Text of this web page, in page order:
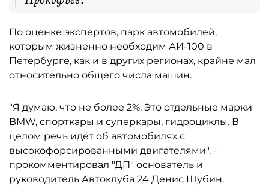
По оценке экспертов, парк автомобилей,
которым жизненно необходим АИ-100 в
Петербурге, как и в других регионах, крайне мал
относительно общего числа машин.
"Я думаю, что не более 2%. Это отдельные марки
BMW, спорткары и суперкары, гидроциклы. В
целом речь идёт об автомобилях с
высокофорсированными двигателями", –
прокомментировал "ДП" основатель и
руководитель Автоклуба 24 Денис Шубин.